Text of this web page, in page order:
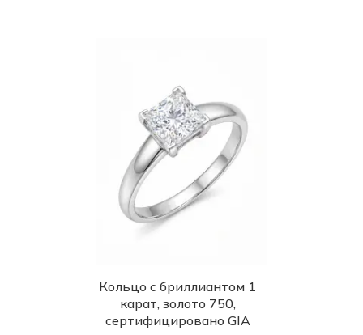
Кольцо с бриллиантом 1
карат, золото 750,
сертифицировано GIA